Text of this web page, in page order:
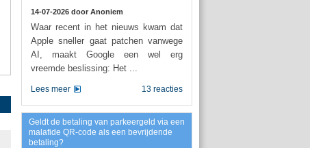
14-07-2026 door Anoniem
Waar recent in het nieuws kwam dat
Apple sneller gaat patchen vanwege
AI, maakt Google een wel erg
vreemde beslissing: Het ...
13 reacties
Lees meer
Geldt de betaling van parkeergeld via een
malafide QR-code als een bevrijdende
betaling?